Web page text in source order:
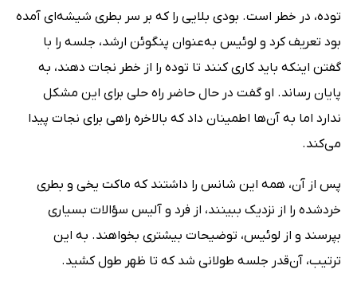
توده، در خطر است. بودی بلایی را که بر سر بطری شیشه‌ای آمده
بود تعریف کرد و لوئیس به‌عنوان پنگوئن ارشد، جلسه را با
گفتن اینکه باید کاری کنند تا توده را از خطر نجات دهند، به
پایان رساند. او گفت در حال حاضر راه حلی برای این مشکل
ندارد اما به آن‌ها اطمینان داد که بالاخره راهی برای نجات پیدا
می‌کند.
پس از آن، همه این شانس را داشتند که ماکت یخی و بطری
خرد‌شده را از نزدیک ببینند، از فرد و آلیس سؤالات بسیاری
بپرسند و از لوئیس، توضیحات بیشتری بخواهند. به این
ترتیب، آن‌قدر جلسه طولانی شد که تا ظهر طول کشید.